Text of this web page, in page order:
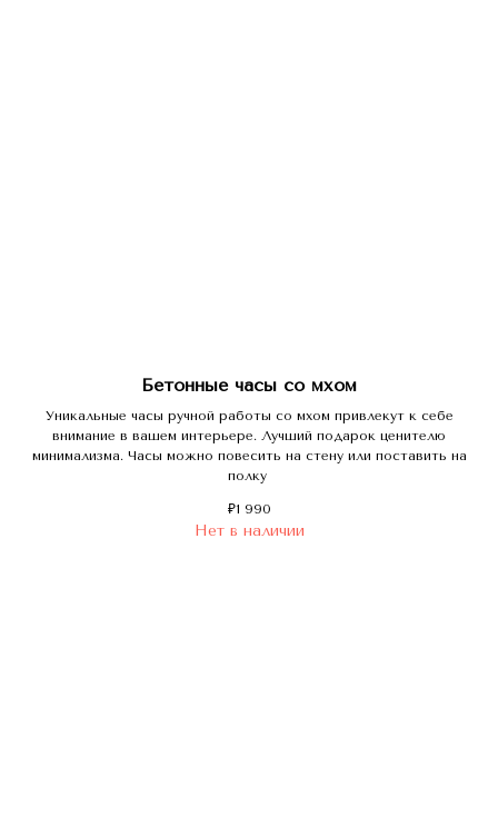
Бетонные часы со мхом
Уникальные часы ручной работы со мхом привлекут к себе
внимание в вашем интерьере. Лучший подарок ценителю
минимализма. Часы можно повесить на стену или поставить на
полку
₽1 990
Нет в наличии